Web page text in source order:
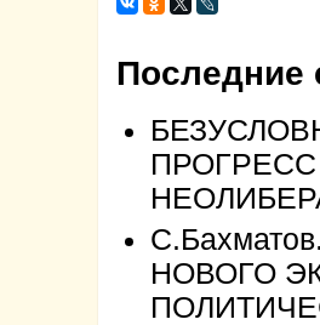
Последние
НОВОГО